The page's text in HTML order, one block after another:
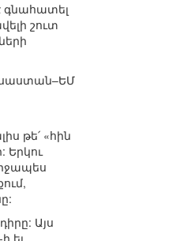
գնահատել
շուտ
թե՛ «հին
Երկու
Այս